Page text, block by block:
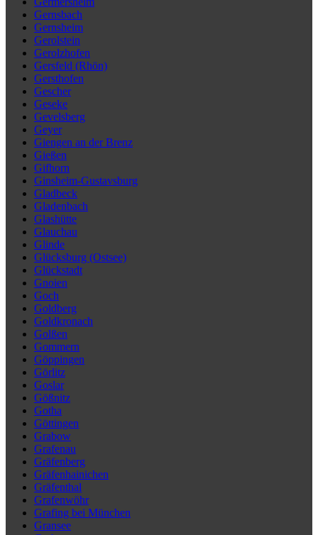
Gernsbach
Gernsheim
Gerolstein
Gerolzhofen
Gersfeld (Rhön)
Gersthofen
Gescher
Geseke
Gevelsberg
Geyer
Giengen an der Brenz
Gießen
Gifhorn
Ginsheim-Gustavsburg
Gladbeck
Gladenbach
Glashütte
Glauchau
Glinde
Glücksburg (Ostsee)
Glückstadt
Gnoien
Goch
Goldberg
Goldkronach
Golßen
Gommern
Göppingen
Görlitz
Goslar
Gößnitz
Gotha
Göttingen
Grabow
Grafenau
Gräfenberg
Gräfenhainichen
Gräfenthal
Grafenwöhr
Grafing bei München
Gransee